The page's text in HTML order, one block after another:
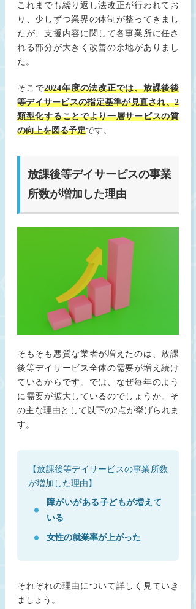
これまでも繰り返し法改正が行われてお
り、少しずつ業界の体制が整ってきまし
たが、支援内容に関して各事業所に任さ
れる部分が大きく改善の余地がありまし
た。
そこで2024年度の法改正では、放課後後
等デイサービスの指定基準が見直され、2
類型化することでより一層サービスの質
の向上を図る予定です。
放課後等デイサービスの事業
所数が増加した理由
そもそも悪質な業者が増えたのは、放課
後等デイサービス全体の需要が増え続け
ているからです。では、なぜ毎年のよう
に需要が拡大しているのでしょうか。そ
の主な理由として以下の2点が挙げられま
す。
【放課後等デイサービスの事業所数
が増加した理由】
障がいがある子どもが増えて
いる
女性の就業率が上がった
それぞれの理由について詳しく見ていき
ましょう。